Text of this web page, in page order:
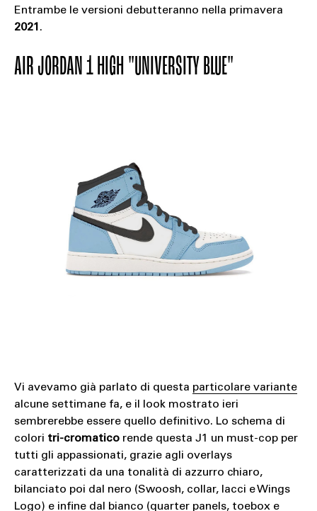
Entrambe le versioni debutteranno nella primavera
2021 .
AIR JORDAN 1 HIGH "UNIVERSITY BLUE"
Vi avevamo già parlato di questa particolare variante
alcune settimane fa, e il look mostrato ieri
sembrerebbe essere quello definitivo. Lo schema di
colori tri-cromaticorende questa J1 un must-cop per
tutti gli appassionati, grazie agli overlays
caratterizzati da una tonalità di azzurro chiaro,
bilanciato poi dal nero (Swoosh, collar, lacci e Wings
Logo) e infine dal bianco (quarter panels, toebox e